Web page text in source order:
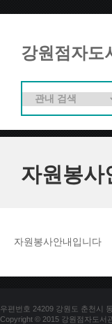
강원점자도
자원봉사
자원봉사안내입니다
우편번호 24209 강원도 춘천시
Copyright © 2015 강원점자도서